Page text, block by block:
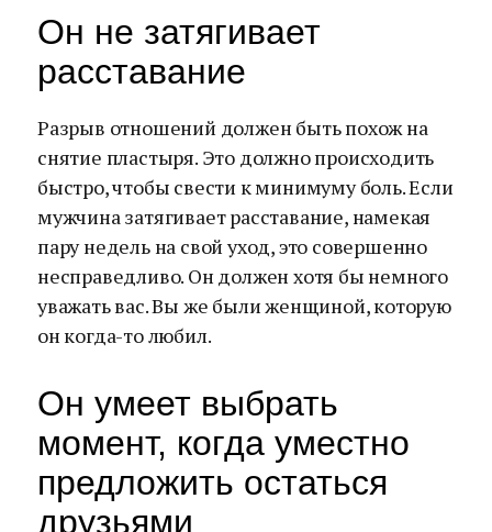
Он не затягивает
расставание
Разрыв отношений должен быть похож на
снятие пластыря. Это должно происходить
быстро, чтобы свести к минимуму боль. Если
мужчина затягивает расставание, намекая
пару недель на свой уход, это совершенно
несправедливо. Он должен хотя бы немного
уважать вас. Вы же были женщиной, которую
он когда-то любил.
Он умеет выбрать
момент, когда уместно
предложить остаться
друзьями